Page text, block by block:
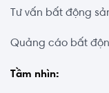
Tư vấn bất động
Quảng cáo bất
Tầm nhìn: